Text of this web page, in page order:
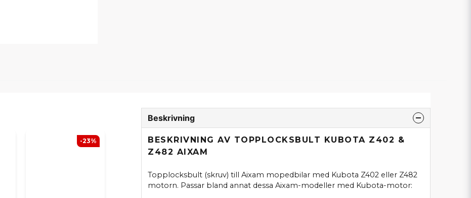
-23%
Beskrivning
BESKRIVNING AV TOPPLOCKSBULT KUBOTA Z402 &
Z482 AIXAM
Topplocksbult (skruv) till Aixam mopedbilar med Kubota Z402 eller Z482
motorn. Passar bland annat dessa Aixam-modeller med Kubota-motor: